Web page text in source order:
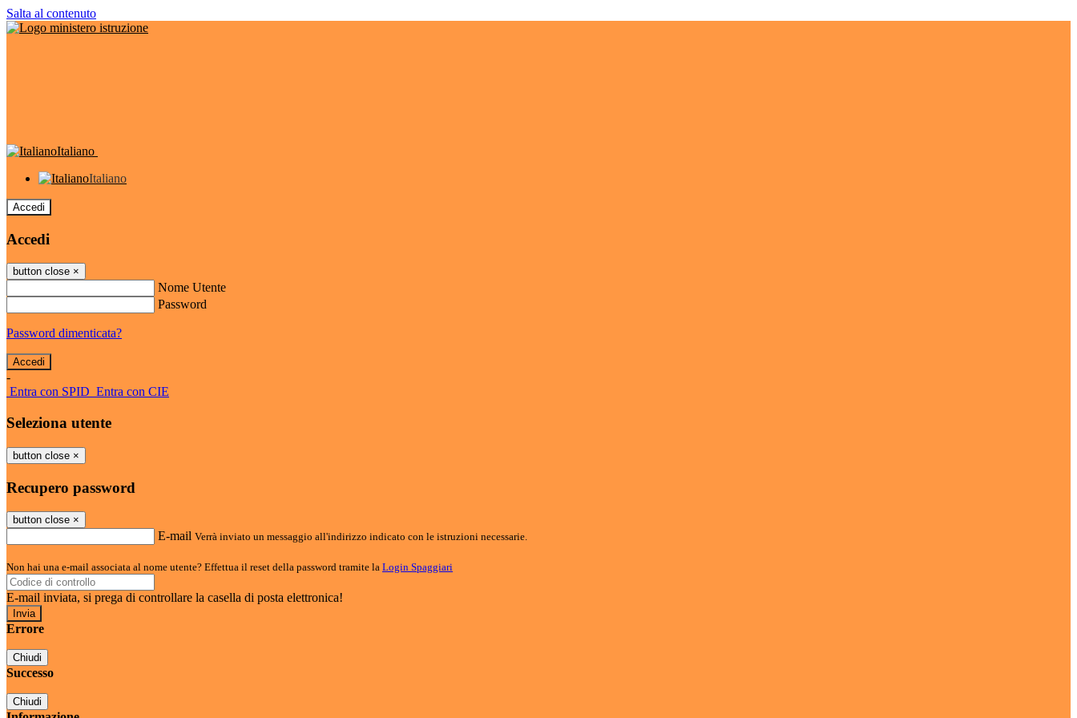
Salta al contenuto
Italiano
Italiano
Accedi
Accedi
button close ×
Nome Utente
Password
Password dimenticata?
-
Entra con SPID Entra con CIE
Seleziona utente
button close ×
Recupero password
button close ×
E-mail Verrà inviato un messaggio all'indirizzo indicato con le istruzioni necessarie.
Non hai una e-mail associata al nome utente? Effettua il reset della password tramite la Login Spaggiari
E-mail inviata, si prega di controllare la casella di posta elettronica!
Errore
Chiudi
Successo
Chiudi